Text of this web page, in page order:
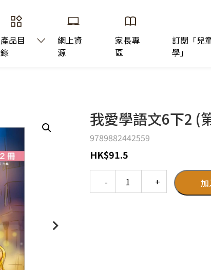
產品目
錄
網上資
源
家長專
區
訂閱「兒
學」
我愛學語文6下2 (
9789882442559
HK$91.5